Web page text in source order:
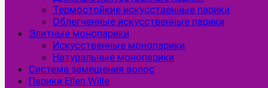
Термостойкие искусственные парики
Облегченные искусственные парики
Элитные монопарики
Искусственные монопарики
Натуральные монопарики
Система замещения волос
Парики Ellen Wille